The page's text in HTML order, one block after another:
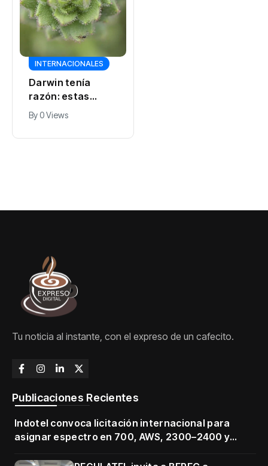
INTERNACIONALES
Darwin tenía
razón: estas
plantas son
carnívoras
By0 Views
Tu noticia al instante, con el expreso de un cafecito.
Publicaciones Recientes
Indotel convoca licitación internacional para
asignar espectro en 700, AWS, 2300–2400 y